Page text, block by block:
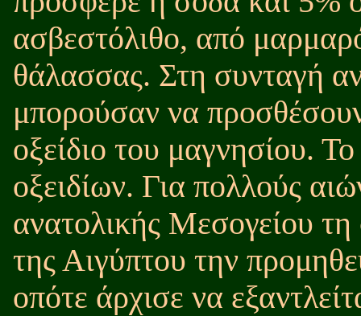
ασβεστόλιθο, από
θάλασσας. Στη συνταγή
μπορούσαν να
οξείδιο του μαγνησίου.
οξειδίων. Για πολλούς
ανατολικής Μεσογείου
της Αιγύπτου την
οπότε άρχισε να